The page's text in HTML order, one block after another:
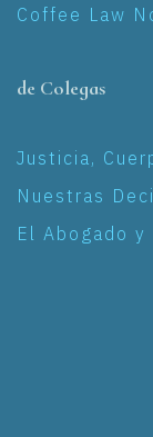
Coffee Law
de Colegas
Justicia,
Nuestras
El Abogado